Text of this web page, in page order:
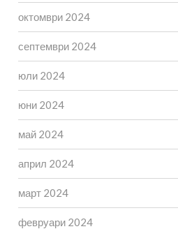
октомври 2024
септември 2024
юли 2024
юни 2024
май 2024
април 2024
март 2024
февруари 2024